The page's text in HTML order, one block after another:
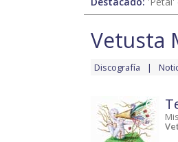
Vetusta
Discografía